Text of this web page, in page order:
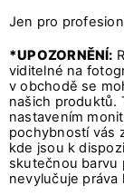
Jen pro
*UPOZORNĚNÍ:
viditelné na
v obchodě se
našich produktů.
nastavením
pochybností vás
kde jsou k
skutečnou barvu
nevylučuje práva